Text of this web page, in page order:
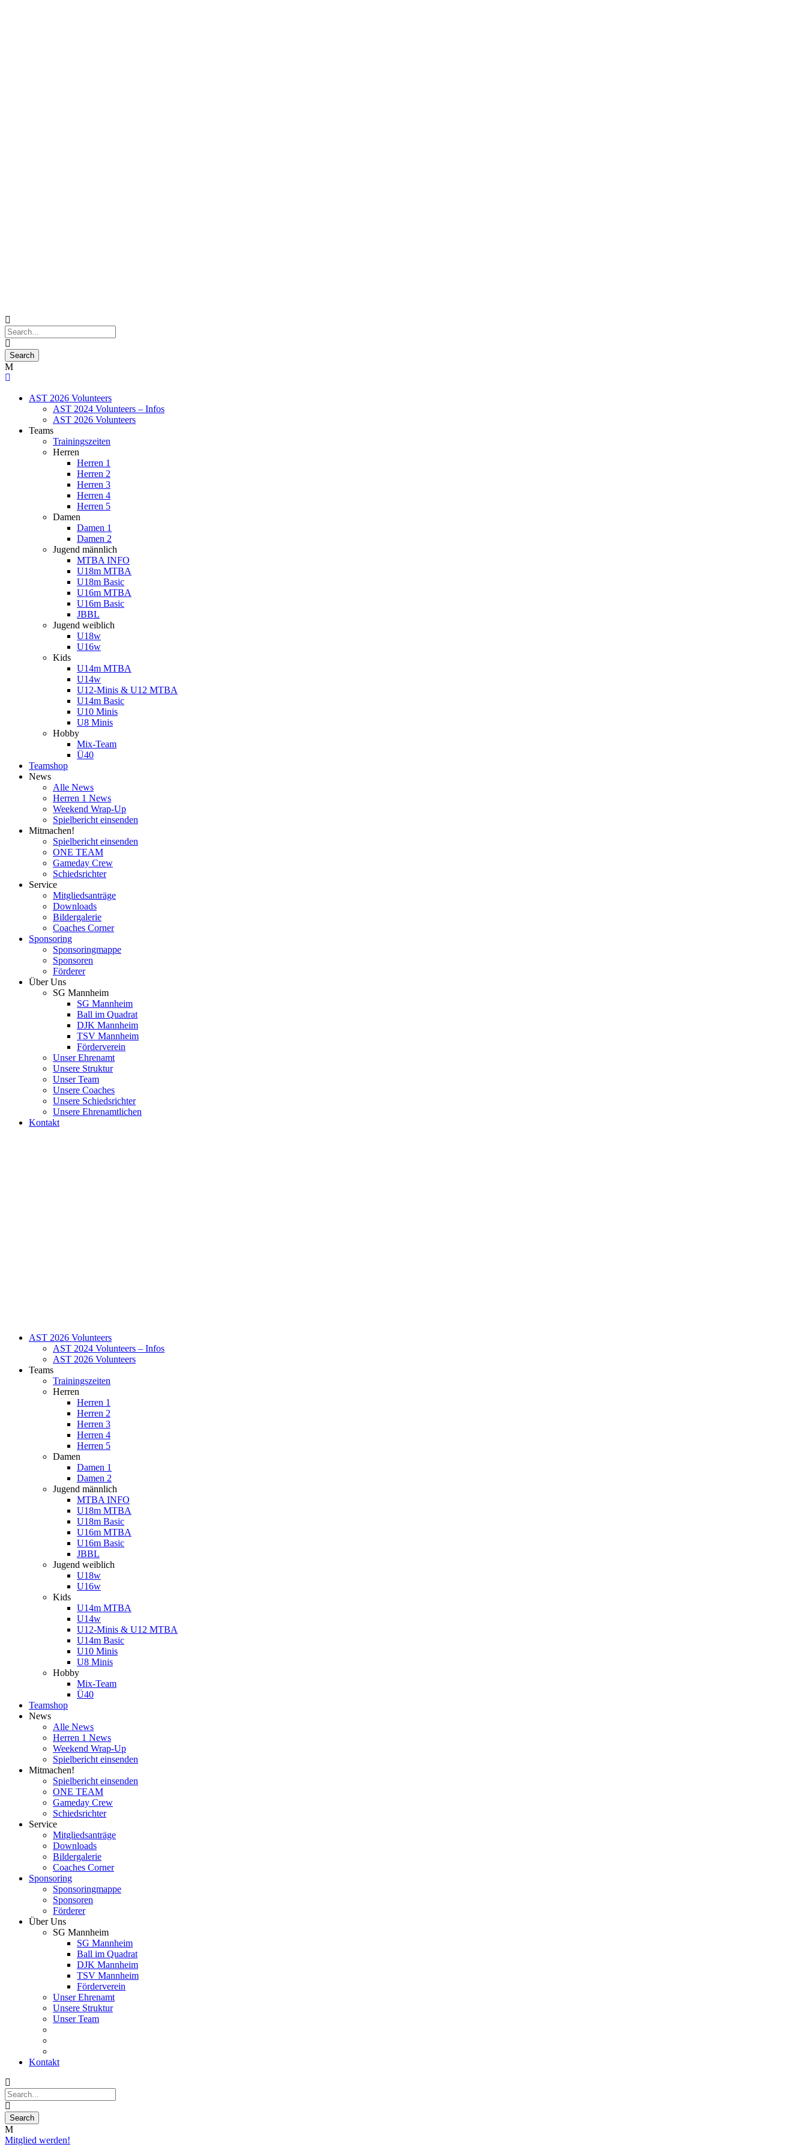
AST 2026 Volunteers
AST 2024 Volunteers – Infos
AST 2026 Volunteers
Teams
Trainingszeiten
Herren
Herren 1
Herren 2
Herren 3
Herren 4
Herren 5
Damen
Damen 1
Damen 2
Jugend männlich
MTBA INFO
U18m MTBA
U18m Basic
U16m MTBA
U16m Basic
JBBL
Jugend weiblich
U18w
U16w
Kids
U14m MTBA
U14w
U12-Minis & U12 MTBA
U14m Basic
U10 Minis
U8 Minis
Hobby
Mix-Team
Ü40
Teamshop
News
Alle News
Herren 1 News
Weekend Wrap-Up
Spielbericht einsenden
Mitmachen!
Spielbericht einsenden
ONE TEAM
Gameday Crew
Schiedsrichter
Service
Mitgliedsanträge
Downloads
Bildergalerie
Coaches Corner
Sponsoring
Sponsoringmappe
Sponsoren
Förderer
Über Uns
SG Mannheim
SG Mannheim
Ball im Quadrat
DJK Mannheim
TSV Mannheim
Förderverein
Unser Ehrenamt
Unsere Struktur
Unser Team
Unsere Coaches
Unsere Schiedsrichter
Unsere Ehrenamtlichen
Kontakt
AST 2026 Volunteers
AST 2024 Volunteers – Infos
AST 2026 Volunteers
Teams
Trainingszeiten
Herren
Herren 1
Herren 2
Herren 3
Herren 4
Herren 5
Damen
Damen 1
Damen 2
Jugend männlich
MTBA INFO
U18m MTBA
U18m Basic
U16m MTBA
U16m Basic
JBBL
Jugend weiblich
U18w
U16w
Kids
U14m MTBA
U14w
U12-Minis & U12 MTBA
U14m Basic
U10 Minis
U8 Minis
Hobby
Mix-Team
Ü40
Teamshop
News
Alle News
Herren 1 News
Weekend Wrap-Up
Spielbericht einsenden
Mitmachen!
Spielbericht einsenden
ONE TEAM
Gameday Crew
Schiedsrichter
Service
Mitgliedsanträge
Downloads
Bildergalerie
Coaches Corner
Sponsoring
Sponsoringmappe
Sponsoren
Förderer
Über Uns
SG Mannheim
SG Mannheim
Ball im Quadrat
DJK Mannheim
TSV Mannheim
Förderverein
Unser Ehrenamt
Unsere Struktur
Unser Team
Kontakt
Mitglied werden!